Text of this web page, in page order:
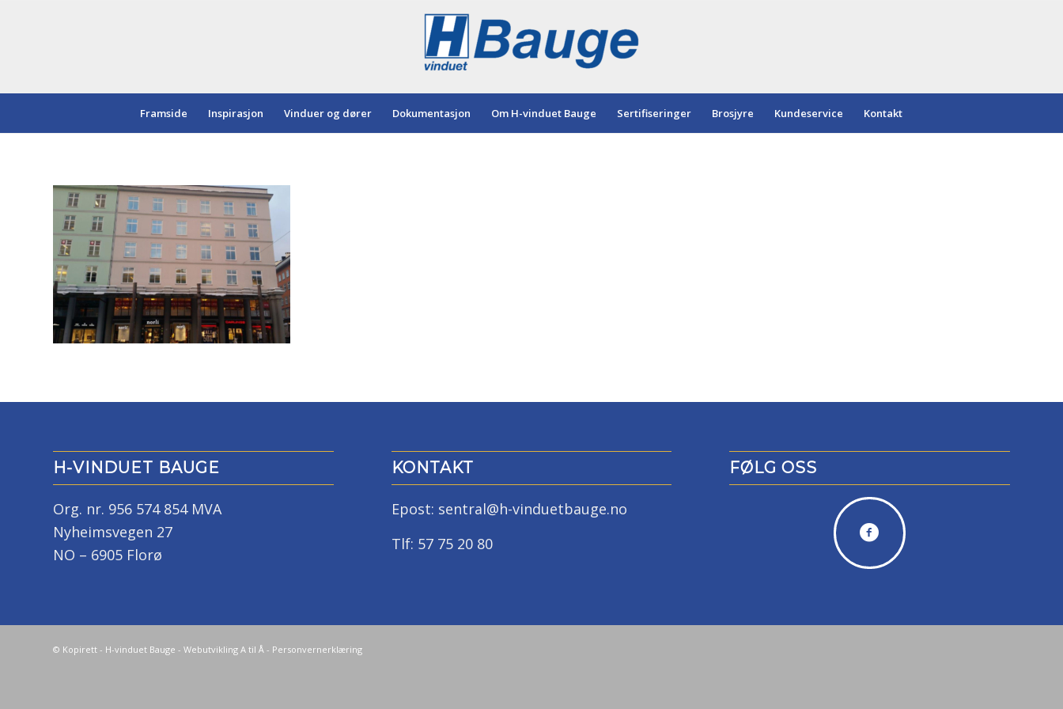
Framside Inspirasjon Vinduer og dører Dokumentasjon Om H-vinduet Bauge Sertifiseringer Brosjyre Kundeservice Kontakt
H-VINDUET BAUGE
Org. nr. 956 574 854 MVA
Nyheimsvegen 27
NO – 6905 Florø
KONTAKT
Epost: sentral@h-vinduetbauge.no
Tlf: 57 75 20 80
FØLG OSS
© Kopirett - H-vinduet Bauge - Webutvikling A til Å - Personvernerklæring